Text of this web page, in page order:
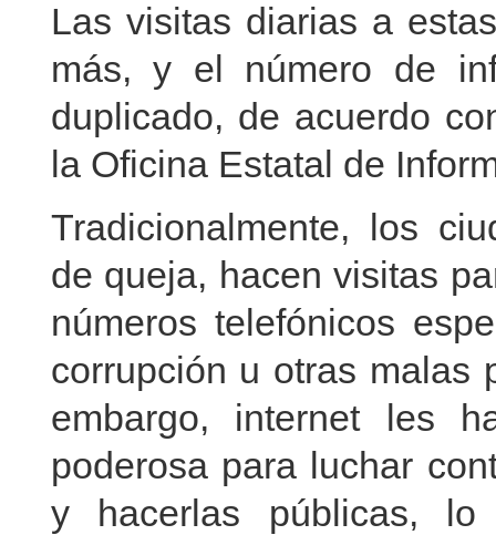
Las visitas diarias a
más, y el número de
duplicado, de acuerdo
la Oficina Estatal de
Tradicionalmente, los
de queja, hacen visitas
números telefónicos
corrupción u otras malas
embargo, internet les
poderosa para luchar
y hacerlas públicas,